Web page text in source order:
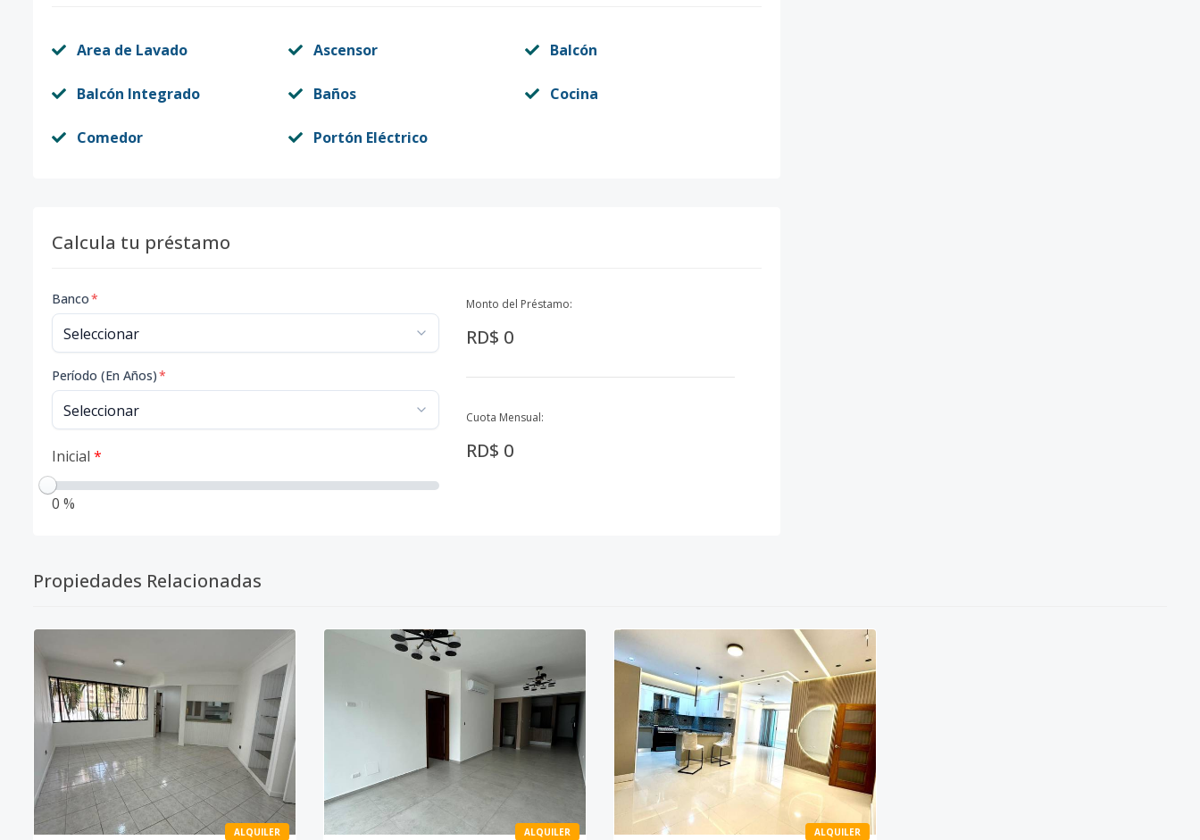
Area de Lavado Ascensor Balcón
Balcón Integrado Baños Cocina
Comedor Portón Eléctrico
Calcula tu préstamo
Banco*
Período (En Años)*
Inicial *
0 %
Monto del Préstamo:
RD$ 0
Cuota Mensual:
RD$ 0
Propiedades Relacionadas
ALQUILER ALQUILER ALQUILER